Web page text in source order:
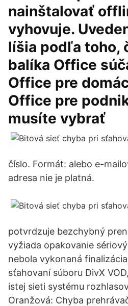
nainštalovať
vyhovuje.
líšia podľa toho,
balíka Office
Office pre
Office pre
musíte vybrať
číslo. Formát: alebo e-
adresa nie je platná.
potvrdzuje bezchybný
vyžiada opakovanie
nebola vykonaná
sťahovaní súboru DivX
istej sieti systému
Oranžová: Chyba